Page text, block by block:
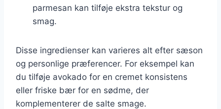
parmesan kan tilføje ekstra tekstur og
smag.
Disse ingredienser kan varieres alt efter sæson
og personlige præferencer. For eksempel kan
du tilføje avokado for en cremet konsistens
eller friske bær for en sødme, der
komplementerer de salte smage.